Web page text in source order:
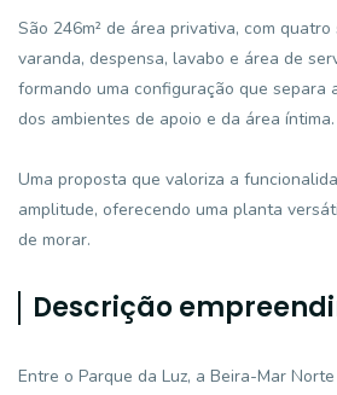
São 246m² de área privativa, com
varanda, despensa, lavabo e área de
formando uma configuração que separa
dos ambientes de apoio e da área íntima.
Uma proposta que valoriza a
amplitude, oferecendo uma planta
de morar.
Descrição
Entre o Parque da Luz, a Beira-Mar